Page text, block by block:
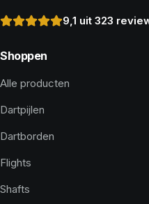
9,1 uit 323
Shoppen
Alle producten
Dartpijlen
Dartborden
Flights
Shafts